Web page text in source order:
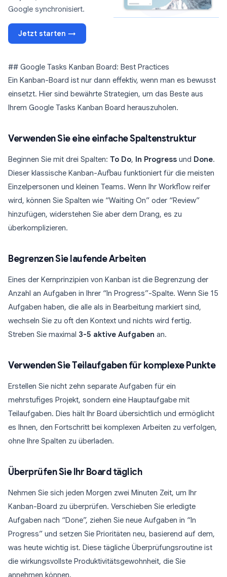
Google synchronisiert.
Jetzt starten →
## Google Tasks Kanban Board: Best Practices
Ein Kanban-Board ist nur dann effektiv, wenn man es bewusst
einsetzt. Hier sind bewährte Strategien, um das Beste aus
Ihrem Google Tasks Kanban Board herauszuholen.
Verwenden Sie eine einfache Spaltenstruktur
Beginnen Sie mit drei Spalten: To Do, In Progress und Done.
Dieser klassische Kanban-Aufbau funktioniert für die meisten
Einzelpersonen und kleinen Teams. Wenn Ihr Workflow reifer
wird, können Sie Spalten wie “Waiting On” oder “Review”
hinzufügen, widerstehen Sie aber dem Drang, es zu
überkomplizieren.
Begrenzen Sie laufende Arbeiten
Eines der Kernprinzipien von Kanban ist die Begrenzung der
Anzahl an Aufgaben in Ihrer “In Progress”-Spalte. Wenn Sie 15
Aufgaben haben, die alle als in Bearbeitung markiert sind,
wechseln Sie zu oft den Kontext und nichts wird fertig.
Streben Sie maximal 3-5 aktive Aufgaben an.
Verwenden Sie Teilaufgaben für komplexe Punkte
Erstellen Sie nicht zehn separate Aufgaben für ein
mehrstufiges Projekt, sondern eine Hauptaufgabe mit
Teilaufgaben. Dies hält Ihr Board übersichtlich und ermöglicht
es Ihnen, den Fortschritt bei komplexen Arbeiten zu verfolgen,
ohne Ihre Spalten zu überladen.
Überprüfen Sie Ihr Board täglich
Nehmen Sie sich jeden Morgen zwei Minuten Zeit, um Ihr
Kanban-Board zu überprüfen. Verschieben Sie erledigte
Aufgaben nach “Done”, ziehen Sie neue Aufgaben in “In
Progress” und setzen Sie Prioritäten neu, basierend auf dem,
was heute wichtig ist. Diese tägliche Überprüfungsroutine ist
die wirkungsvollste Produktivitätsgewohnheit, die Sie
annehmen können.